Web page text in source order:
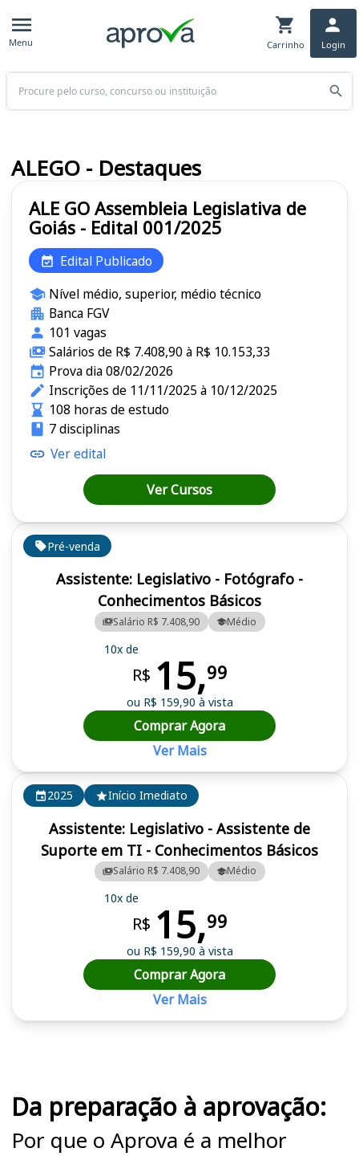
Menu Carrinho Login
Buscar
2025 Início Imediato
Assistente: Legislativo - Assistente de
Suporte em TI - Conhecimentos Básicos
Salário R$ 7.408,90 Médio
10x de
R$ 15,99
ou R$ 159,90 à vista
Comprar Agora
Ver Mais
Pré-venda
Assistente: Legislativo - Fotógrafo -
Conhecimentos Básicos
Salário R$ 7.408,90 Médio
10x de
R$ 15,99
ou R$ 159,90 à vista
Comprar Agora
Ver Mais
ALE GO Assembleia Legislativa de
Goiás - Edital 001/2025
Edital Publicado
Nível médio, superior, médio técnico
Banca FGV
101 vagas
Salários de R$ 7.408,90 à R$ 10.153,33
Prova dia 08/02/2026
Inscrições de 11/11/2025 à 10/12/2025
108 horas de estudo
7 disciplinas
Ver edital
Ver Cursos
ALEGO - Destaques
Da preparação à aprovação:
Por que o Aprova é a melhor